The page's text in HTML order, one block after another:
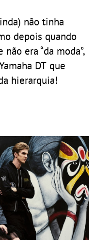
não tinha
depois quando
era “da moda”,
DT que
hierarquia!